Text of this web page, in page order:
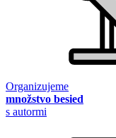
Organizujeme
množstvo besied
s autormi